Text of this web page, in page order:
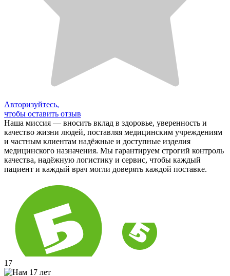
Авторизуйтесь,
чтобы оставить отзыв
Наша миссия — вносить вклад в здоровье, уверенность и
качество жизни людей, поставляя медицинским учреждениям
и частным клиентам надёжные и доступные изделия
медицинского назначения. Мы гарантируем строгий контроль
качества, надёжную логистику и сервис, чтобы каждый
пациент и каждый врач могли доверять каждой поставке.
17